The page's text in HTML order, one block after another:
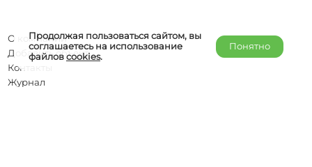
Продолжая пользоваться сайтом, вы
соглашаетесь на использование
файловcookies.
Понятно
О компании
Добавить объект
Контакты
Журнал